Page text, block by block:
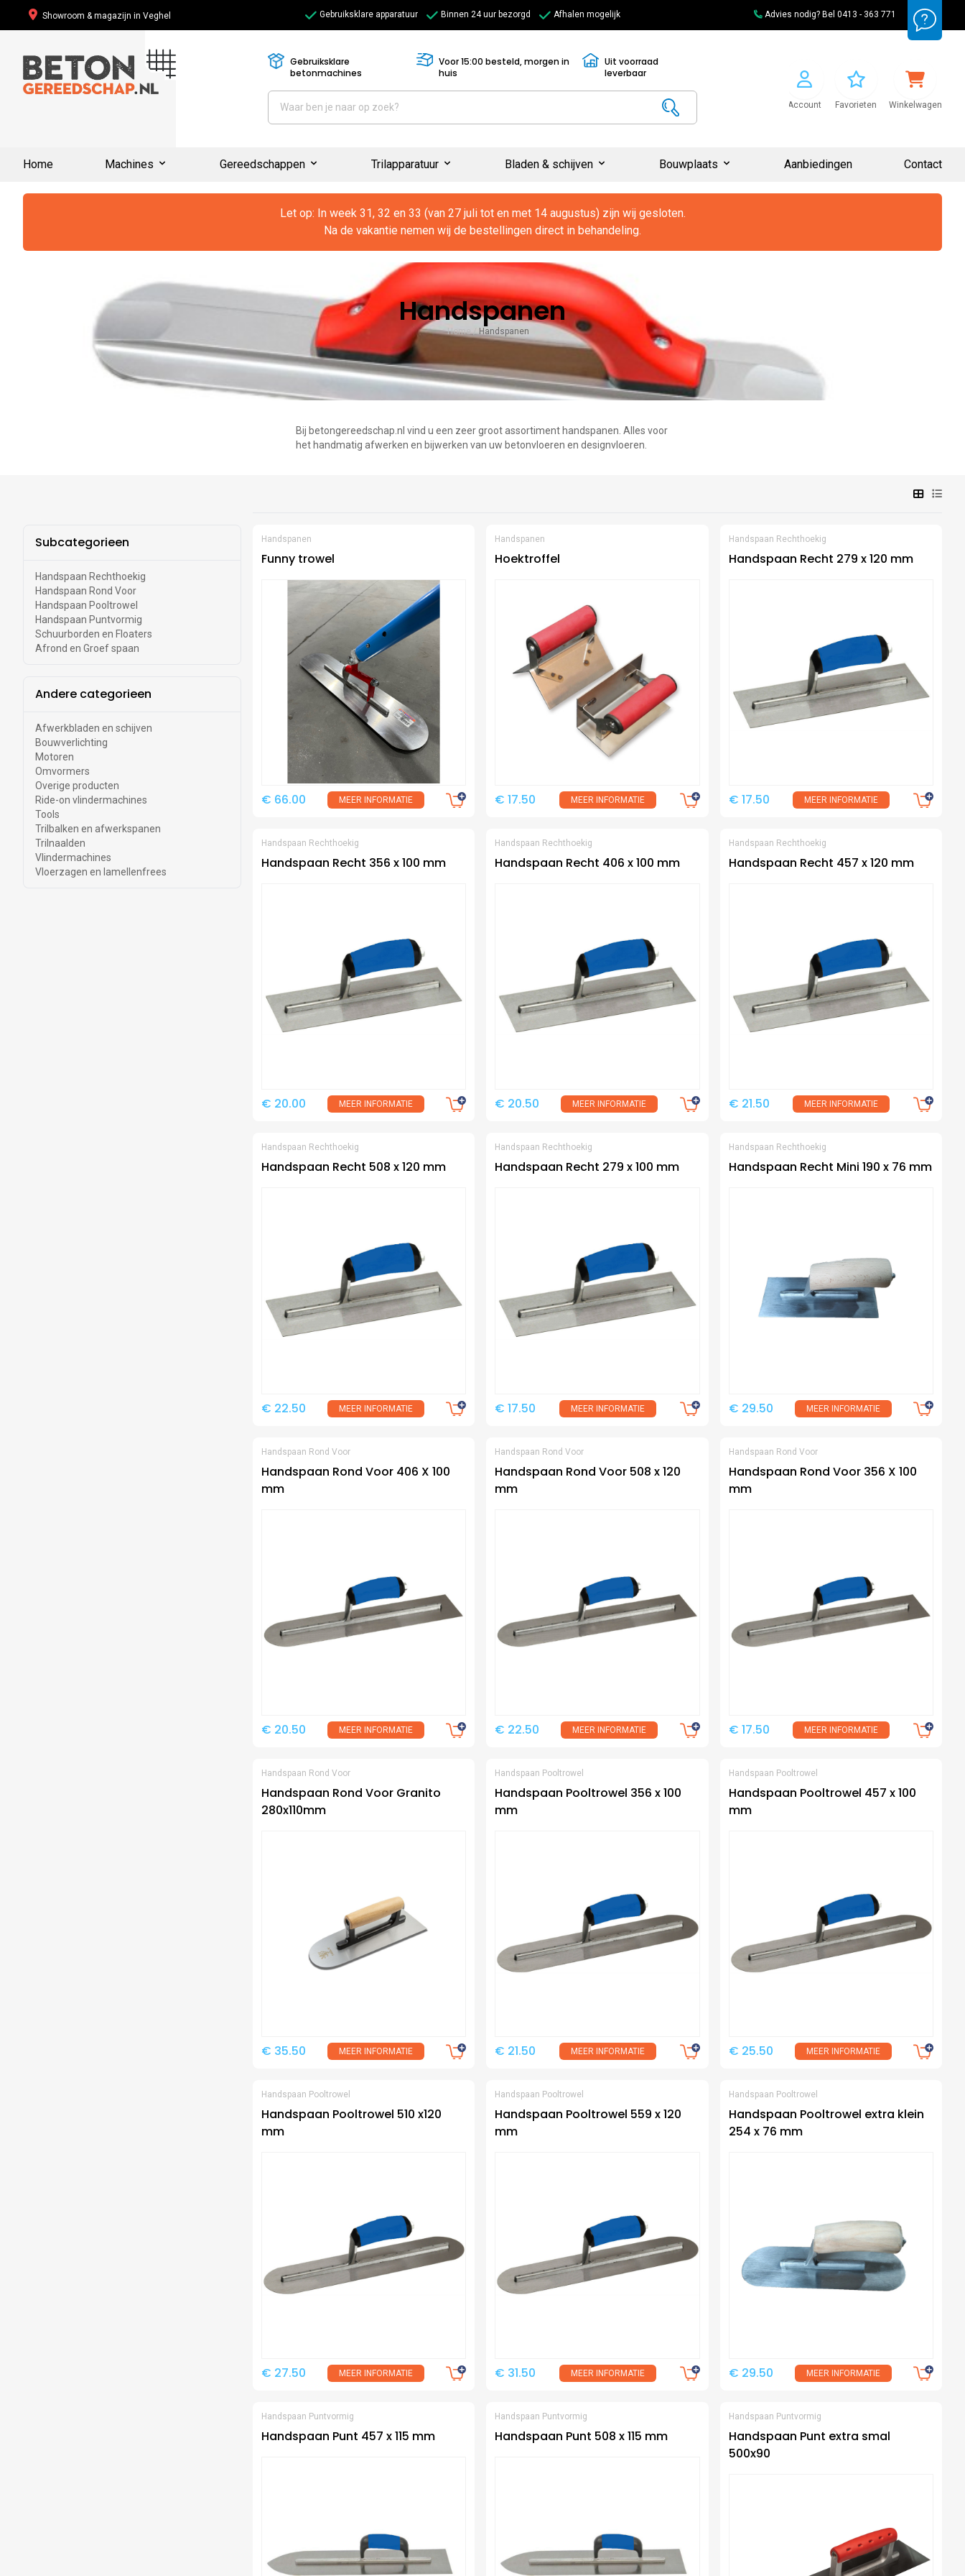
Showroom & magazijn in Veghel Gebruiksklare apparatuur Binnen 24 uur bezorgd Afhalen mogelijk Advies nodig? Bel 0413 - 363 771
Gebruiksklare
betonmachines
Voor 15:00 besteld, morgen in
huis
Uit voorraad
leverbaar
Account Favorieten Winkelwagen
Home Machines Gereedschappen Trilapparatuur Bladen & schijven Bouwplaats Aanbiedingen Contact
Let op: In week 31, 32 en 33 (van 27 juli tot en met 14 augustus) zijn wij gesloten.
Na de vakantie nemen wij de bestellingen direct in behandeling.
Handspanen
Home Handspanen
Bij betongereedschap.nl vind u een zeer groot assortiment handspanen. Alles voor
het handmatig afwerken en bijwerken van uw betonvloeren en designvloeren.
Subcategorieen
Handspaan Rechthoekig
Handspaan Rond Voor
Handspaan Pooltrowel
Handspaan Puntvormig
Schuurborden en Floaters
Afrond en Groef spaan
Andere categorieen
Afwerkbladen en schijven
Bouwverlichting
Motoren
Omvormers
Overige producten
Ride-on vlindermachines
Tools
Trilbalken en afwerkspanen
Trilnaalden
Vlindermachines
Vloerzagen en lamellenfrees
Handspanen
Funny trowel
€ 66.00 MEER INFORMATIE
Handspanen
Hoektroffel
€ 17.50 MEER INFORMATIE
Handspaan Rechthoekig
Handspaan Recht 279 x 120 mm
€ 17.50 MEER INFORMATIE
Handspaan Rechthoekig
Handspaan Recht 356 x 100 mm
€ 20.00 MEER INFORMATIE
Handspaan Rechthoekig
Handspaan Recht 406 x 100 mm
€ 20.50 MEER INFORMATIE
Handspaan Rechthoekig
Handspaan Recht 457 x 120 mm
€ 21.50 MEER INFORMATIE
Handspaan Rechthoekig
Handspaan Recht 508 x 120 mm
€ 22.50 MEER INFORMATIE
Handspaan Rechthoekig
Handspaan Recht 279 x 100 mm
€ 17.50 MEER INFORMATIE
Handspaan Rechthoekig
Handspaan Recht Mini 190 x 76 mm
€ 29.50 MEER INFORMATIE
Handspaan Rond Voor
Handspaan Rond Voor 406 X 100
mm
€ 20.50 MEER INFORMATIE
Handspaan Rond Voor
Handspaan Rond Voor 508 x 120
mm
€ 22.50 MEER INFORMATIE
Handspaan Rond Voor
Handspaan Rond Voor 356 X 100
mm
€ 17.50 MEER INFORMATIE
Handspaan Rond Voor
Handspaan Rond Voor Granito
280x110mm
€ 35.50 MEER INFORMATIE
Handspaan Pooltrowel
Handspaan Pooltrowel 356 x 100
mm
€ 21.50 MEER INFORMATIE
Handspaan Pooltrowel
Handspaan Pooltrowel 457 x 100
mm
€ 25.50 MEER INFORMATIE
Handspaan Pooltrowel
Handspaan Pooltrowel 510 x120
mm
€ 27.50 MEER INFORMATIE
Handspaan Pooltrowel
Handspaan Pooltrowel 559 x 120
mm
€ 31.50 MEER INFORMATIE
Handspaan Pooltrowel
Handspaan Pooltrowel extra klein
254 x 76 mm
€ 29.50 MEER INFORMATIE
Handspaan Puntvormig
Handspaan Punt 457 x 115 mm
Handspaan Puntvormig
Handspaan Punt 508 x 115 mm
Handspaan Puntvormig
Handspaan Punt extra smal
500x90